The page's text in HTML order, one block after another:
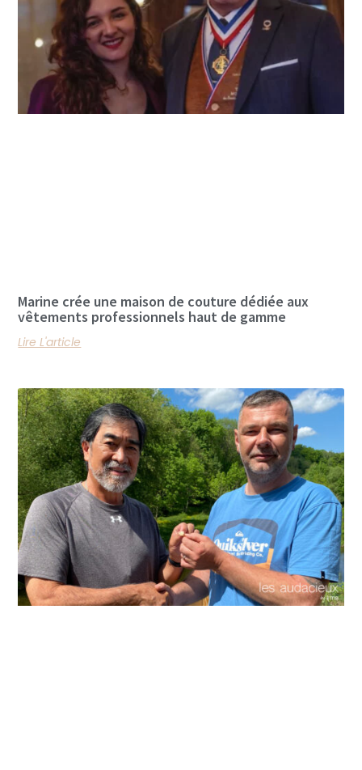
Marine crée une maison de couture dédiée aux
vêtements professionnels haut de gamme
Lire L'article